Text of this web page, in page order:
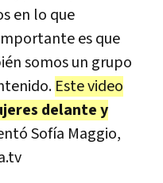
en lo que
es que
somos un grupo
Este video
delante y
Sofía Maggio,